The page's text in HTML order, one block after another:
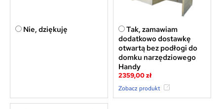
Nie, dziękuję
Tak, zamawiam
dodatkowo dostawkę
otwartą bez podłogi do
domku narzędziowego
Handy
2359,00 zł
Zobacz produkt